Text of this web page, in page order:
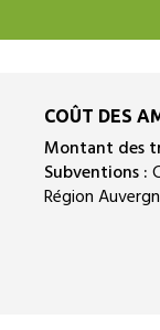
COÛT DES
Montant des
Subventions :
Région